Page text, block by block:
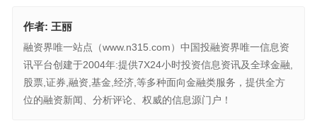
作者: 王丽
融资界唯一站点（www.n315.com）中国投融资界唯一信息资
讯平台创建于2004年:提供7X24小时投资信息资讯及全球金融,
股票,证券,融资,基金,经济,等多种面向金融类服务，提供全方
位的融资新闻、分析评论、权威的信息源门户！